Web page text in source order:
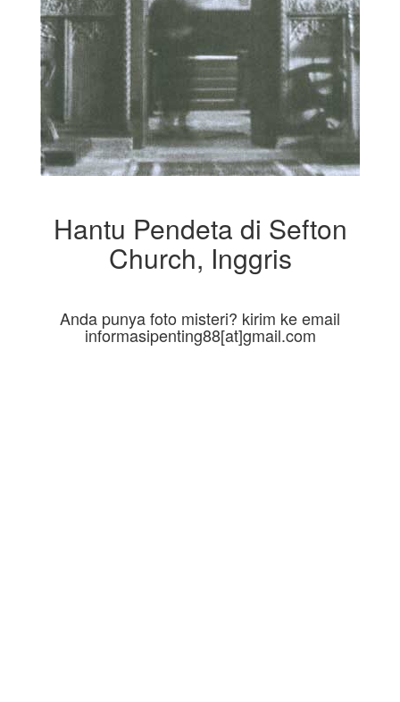
Hantu Pendeta di Sefton
Church, Inggris
Anda punya foto misteri? kirim ke email
informasipenting88[at]gmail.com